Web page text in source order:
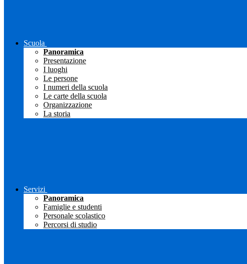
Scuola
Panoramica
Presentazione
I luoghi
Le persone
I numeri della scuola
Le carte della scuola
Organizzazione
La storia
Servizi
Panoramica
Famiglie e studenti
Personale scolastico
Percorsi di studio